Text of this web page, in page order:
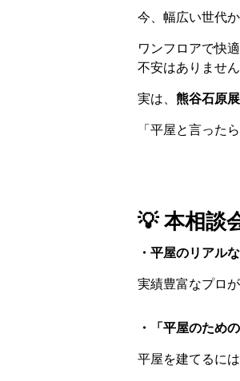
今、幅広い世代
ワンフロアで快
不安はありません
実は、 熊谷石原
「平屋と言った
💡 本相談
・平屋のリアル
実績豊富なプロ
・「平屋のため
平屋を建てるに